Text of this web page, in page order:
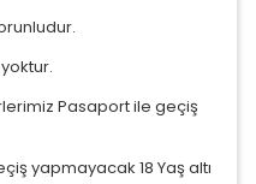
,çerez
Pasaport ile geçiş
yapmayacak 18 Yaş altı